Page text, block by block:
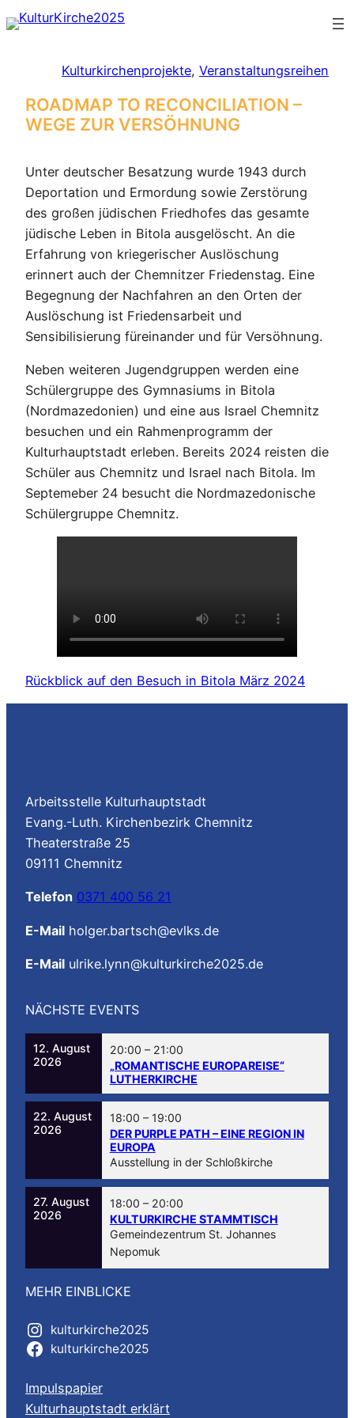
Zum
Kulturkirchenprojekte, Veranstaltungsreihen
ROADMAP TO RECONCILIATION –
WEGE ZUR VERSÖHNUNG
Unter deutscher Besatzung wurde 1943 durch
Deportation und Ermordung sowie Zerstörung
des großen jüdischen Friedhofes das gesamte
jüdische Leben in Bitola ausgelöscht. An die
Erfahrung von kriegerischer Auslöschung
erinnert auch der Chemnitzer Friedenstag. Eine
Begegnung der Nachfahren an den Orten der
Auslöschung ist Friedensarbeit und
Sensibilisierung füreinander und für Versöhnung.
Neben weiteren Jugendgruppen werden eine
Schülergruppe des Gymnasiums in Bitola
(Nordmazedonien) und eine aus Israel Chemnitz
besuchen und ein Rahmenprogramm der
Kulturhauptstadt erleben. Bereits 2024 reisten die
Schüler aus Chemnitz und Israel nach Bitola. Im
Septemeber 24 besucht die Nordmazedonische
Schülergruppe Chemnitz.
Rückblick auf den Besuch in Bitola März 2024
Arbeitsstelle Kulturhauptstadt
Evang.-Luth. Kirchenbezirk Chemnitz
Theaterstraße 25
09111 Chemnitz
Telefon 0371 400 56 21
E-Mail holger.bartsch@evlks.de
E-Mail ulrike.lynn@kulturkirche2025.de
NÄCHSTE EVENTS
12. August
2026
20:00 –21:00
„ROMANTISCHE EUROPAREISE“
LUTHERKIRCHE
22. August
2026
18:00 –19:00
DER PURPLE PATH – EINE REGION IN
EUROPA
Ausstellung in der Schloßkirche
27. August
2026
18:00 –20:00
KULTURKIRCHE STAMMTISCH
Gemeindezentrum St. Johannes
Nepomuk
MEHR EINBLICKE
kulturkirche2025
kulturkirche2025
Impulspapier
Kulturhauptstadt erklärt